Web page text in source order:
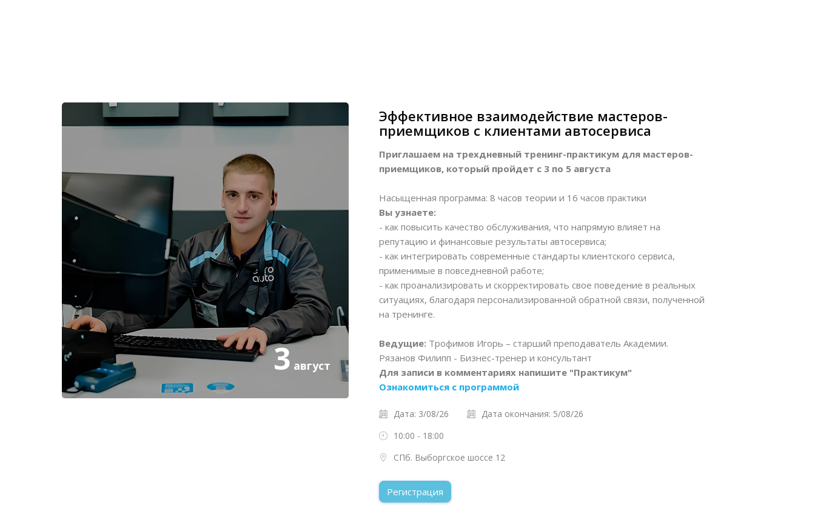
Пропустить [Cocoon] Избранное событие
3 август
Эффективное взаимодействие мастеров-
приемщиков с клиентами автосервиса
Приглашаем на трехдневный тренинг-практикум для мастеров-
приемщиков, который пройдет с 3 по 5 августа
Насыщенная программа: 8 часов теории и 16 часов практики
Вы узнаете:
- как повысить качество обслуживания, что напрямую влияет на
репутацию и финансовые результаты автосервиса;
- как интегрировать современные стандарты клиентского сервиса,
применимые в повседневной работе;
- как проанализировать и скорректировать свое поведение в реальных
ситуациях, благодаря персонализированной обратной связи, полученной
на тренинге.
Ведущие: Трофимов Игорь – старший преподаватель Академии.
Рязанов Филипп - Бизнес-тренер и консультант
Для записи в комментариях напишите "Практикум"
Ознакомиться с программой
Дата: 3/08/26
Дата окончания: 5/08/26
10:00 - 18:00
СПб. Выборгское шоссе 12
Регистрация